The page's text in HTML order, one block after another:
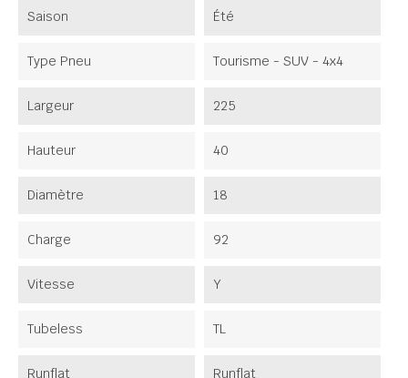
Saison Été
Type Pneu Tourisme - SUV - 4x4
Largeur 225
Hauteur 40
Diamètre 18
Charge 92
Vitesse Y
Tubeless TL
Runflat Runflat